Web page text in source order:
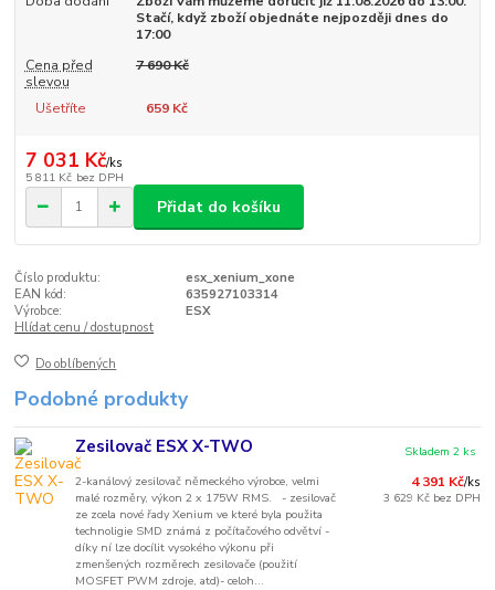
Stačí, když zboží objednáte nejpozději dnes do
17:00
Cena před
slevou
7 690 Kč
Ušetříte 659 Kč
7 031 Kč/ks
5 811 Kč bez DPH
Přidat do košíku
Číslo produktu:
esx_xenium_xone
EAN kód:
635927103314
Výrobce:
ESX
Hlídat cenu / dostupnost
Do oblíbených
Podobné produkty
Zesilovač ESX X-TWO
2-kanálový zesilovač německého výrobce, velmi
malé rozměry, výkon 2 x 175W RMS. - zesilovač
ze zcela nové řady Xenium ve které byla použita
technoligie SMD známá z počítačového odvětví -
díky ní lze docílit vysokého výkonu při
zmenšených rozměrech zesilovače (použití
MOSFET PWM zdroje, atd)- celoh...
4 391 Kč/ks
3 629 Kč bez DPH
Skladem 2 ks